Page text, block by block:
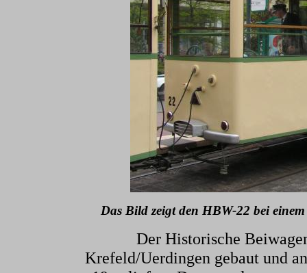
Das Bild zeigt den HBW-22 bei
Der Historische
Krefeld/Uerdingen gebaut und